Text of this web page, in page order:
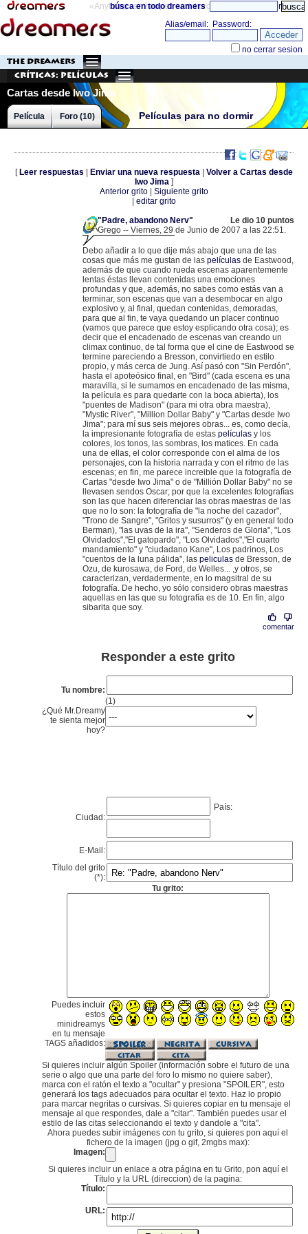
«Anything can happen and it probably will» directorio
búsca en todo dreamers
THE DREAMERS
Críticas: Películas
Cartas desde Iwo Jima
Películas para no dormir
Película Foro (10)
[ Leer respuestas Enviar una nueva respuesta
Volver a Cartas desde
Iwo Jima ]
Anterior grito
Siguiente grito
editar grito
"Padre, abandono Nerv"
Le dio 10 puntos
Grego -- Viernes, 29 de Junio de 2007 a las 22:51.
Debo añadir a lo que dije más abajo que una de las
cosas que más me gustan de las películas de Eastwood,
además de que cuando rueda escenas aparentemente
lentas éstas llevan contenidas una emociones
profundas y que, además, no sabes como estás van a
terminar, son escenas que van a desembocar en algo
explosivo y, al final, quedan contenidas, demoradas,
para que al fin, te vaya quedando un placer continuo
(vamos que parece que estoy esplicando otra cosa); es
decir que el encadenado de escenas van creando un
climax continuo, de tal forma que el cine de Eastwood se
termine pareciendo a Bresson, convirtiedo en estilo
propio, y más cerca de Jung. Así pasó con "Sin Perdón",
hasta el apoteósico final, en "Bird" (cada escena es una
maravilla, si le sumamos en encadenado de las misma,
la película es para quedarte con la boca abierta), los
"puentes de Madison" (para mi otra obra maestra),
"Mystic River", "Million Dollar Baby" y "Cartas desde Iwo
Jima"; para mí sus seis mejores obras... es, como decía,
la impresionante fotografía de estas películas y los
colores, los tonos, las sombras, los matices. En cada
una de ellas, el color corresponde con el alma de los
personajes, con la historia narrada y con el ritmo de las
escenas; en fin, me parece increible que la fotografía de
Cartas "desde Iwo Jima" o de "Millión Dollar Baby" no se
llevasen sendos Oscar; por que la excelentes fotografías
son las que hacen diferenciar las obras maestras de las
que no lo son: la fotografía de "la noche del cazador",
"Trono de Sangre", "Gritos y susurros" (y en general todo
Berman), "las uvas de la ira", "Senderos de Gloria", "Los
Olvidados","El gatopardo", "Los Olvidados","El cuarto
mandamiento" y "ciudadano Kane", Los padrinos, Los
"cuentos de la luna pálida", las peliculas de Bresson, de
Ozu, de kurosawa, de Ford, de Welles... ,y otros, se
caracterizan, verdadermente, en lo magsitral de su
fotografía. De hecho, yo sólo considero obras maestras
aquellas en las que su fotografía es de 10. En fin, algo
sibarita que soy.
comentar
Responder a este grito
Tu nombre:
(1)
¿Qué Mr.Dreamy
te sienta mejor
hoy?
Ciudad:
País:
E-Mail:
Título del grito
(*):
Tu grito:
Puedes incluir
estos
minidreamys
en tu mensaje
TAGS añadidos:
Si quieres incluir algún Spoiler (información sobre el futuro de una
serie o algo que una parte del foro lo mismo no quiere saber),
marca con el ratón el texto a "ocultar" y presiona "SPOILER", esto
generará los tags adecuados para ocultar el texto. Haz lo propio
para marcar negritas o cursivas. Si quieres copiar en tu mensaje el
mensaje al que respondes, dale a "citar". También puedes usar el
estilo de las citas seleccionando el texto y dandole a "cita".
Ahora puedes subir imágenes con tu grito, si quieres pon aquí el
fichero de la imagen (jpg o gif, 2mgbs max):
Imagen:
Si quieres incluir un enlace a otra página en tu Grito, pon aquí el
Título y la URL (direccion) de la pagina:
Título:
URL: